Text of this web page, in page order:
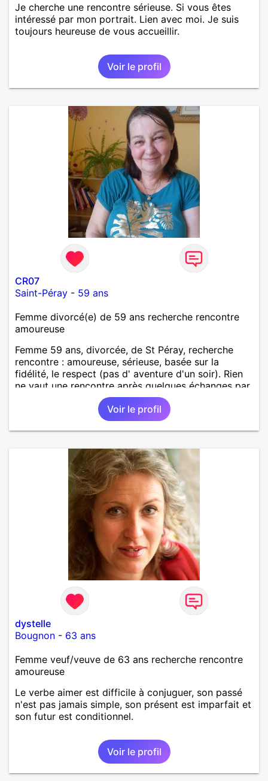
Je cherche une rencontre sérieuse. Si vous êtes
intéressé par mon portrait. Lien avec moi. Je suis
toujours heureuse de vous accueillir.
Voir le profil
CR07
Saint-Péray - 59 ans
Femme divorcé(e) de 59 ans recherche rencontre
amoureuse
Femme 59 ans, divorcée, de St Péray, recherche
rencontre : amoureuse, sérieuse, basée sur la
fidélité, le respect (pas d' aventure d'un soir). Rien
ne vaut une rencontre après quelques échanges par
messages pour savoir si il y a un feeling entre les
deux et le désir de se revoir. Au plaisir de se
Voir le profil
dystelle
Bougnon - 63 ans
Femme veuf/veuve de 63 ans recherche rencontre
amoureuse
Le verbe aimer est difficile à conjuguer, son passé
n'est pas jamais simple, son présent est imparfait et
son futur est conditionnel.
Voir le profil